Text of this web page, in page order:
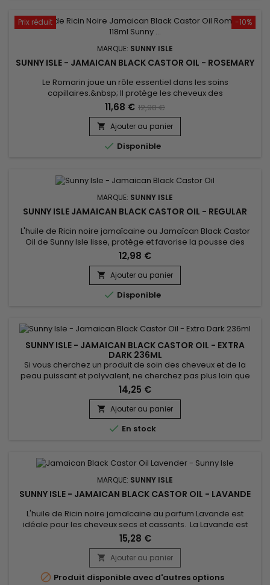
-10%
Prix réduit
MARQUE: SUNNY ISLE
SUNNY ISLE - JAMAICAN BLACK CASTOR OIL - ROSEMARY
Le Romarin joue un rôle essentiel dans les soins
capillaires.&nbsp; Il protège les cheveux des
pellicules.&nbsp; Donc, pour ceux/celles d'entre vous qui
aiment un parfum doux et frais sur la peau et/ou des cheveux
sains, alors cette combinaison est faite pour vous.Quantité :
118ml
11,68 € 12,98 €
 Ajouter au panier
 Disponible
MARQUE: SUNNY ISLE
SUNNY ISLE JAMAICAN BLACK CASTOR OIL - REGULAR
L'huile de Ricin noire jamaïcaine ou Jamaïcan Black Castor
Oil de Sunny Isle lisse, protège et favorise la pousse des
cheveux. Votre alliée pour une hydratation intense des
cheveux fins et secs et des pointes fourchues, s'utilise aussi
pour renforcer et allonger cils et sourcils. Outre sa fonction
nourrissante et revitalisante (usage externe), l’huile de...
12,98 €
 Ajouter au panier
 Disponible
SUNNY ISLE - JAMAICAN BLACK CASTOR OIL - EXTRA
DARK 236ML
Si vous cherchez un produit de soin des cheveux et de la
peau puissant et polyvalent, ne cherchez pas plus loin que
l'huile de Ricin noire jamaïcaine extra foncée de Sunny
Isle.&nbsp; Cette huile puissante est efficace pour traiter les
cheveux secs et abîmés. Ellel fonctionne également bien
pour rehausser l’apparence des sourcils et des cils, ce qui
en...
14,25 €
 Ajouter au panier
 En stock
MARQUE: SUNNY ISLE
SUNNY ISLE - JAMAICAN BLACK CASTOR OIL - LAVANDE
L'huile de Ricin noire jamaïcaine au parfum Lavande est
idéale pour les cheveux secs et cassants. La Lavande est
considérée comme l'essence la plus polyvalente en
aromathérapie ! Elle est un antibiotique naturel, antiseptique,
anti-dépresseur, sédatif !... elle fonctionne bien sur peau
sèche ou à tendance acnéique, ou encore le traitement
contre...
15,28 €
 Ajouter au panier
 Produit disponible avec d'autres options